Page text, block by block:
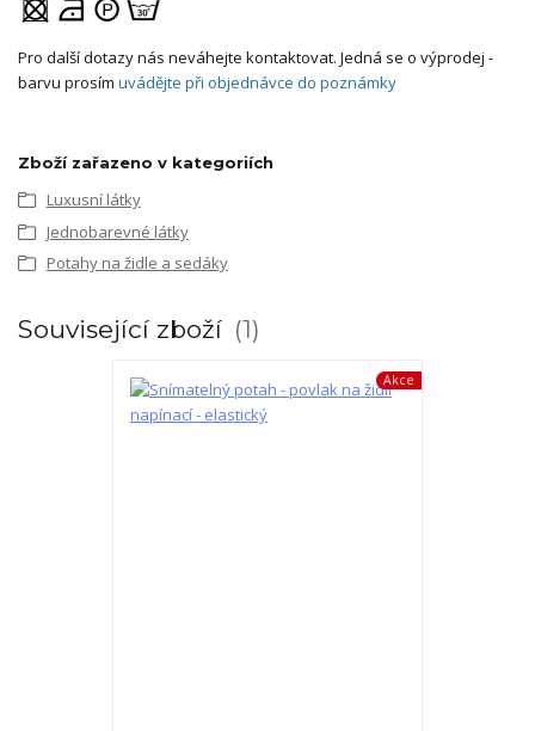
Pro další dotazy nás neváhejte kontaktovat. Jedná se o výprodej -
barvu prosím uvádějte při objednávce do poznámky
Zboží zařazeno v kategoriích
Luxusní látky
Jednobarevné látky
Potahy na židle a sedáky
Související zboží 1
Akce